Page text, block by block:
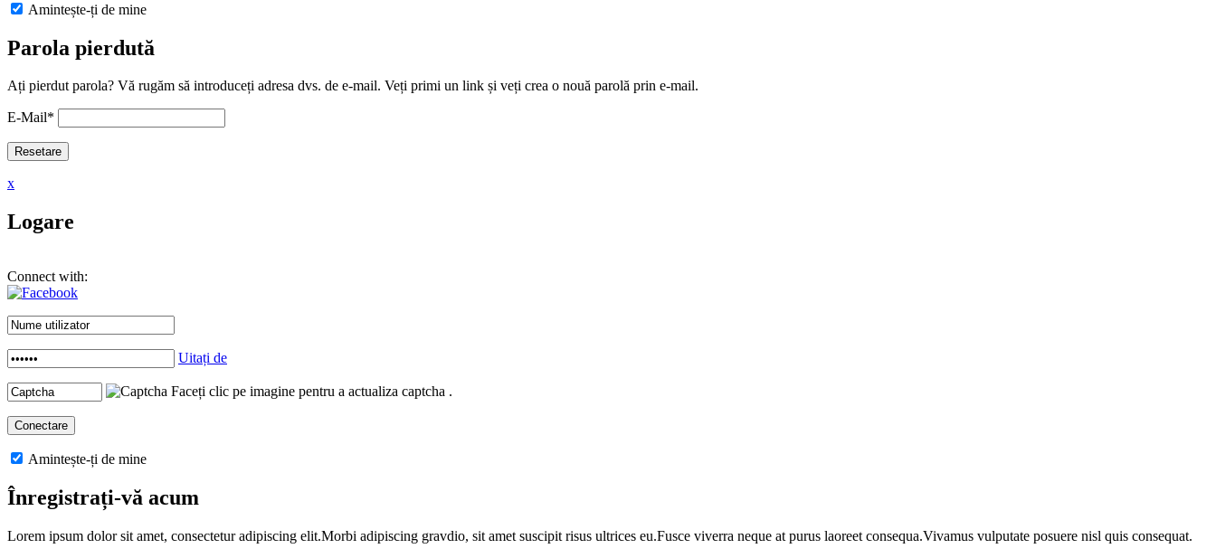
Amintește-ți de mine
Parola pierdută
Ați pierdut parola? Vă rugăm să introduceți adresa dvs. de e-mail. Veți primi un link și veți crea o nouă parolă prin e-mail.
E-Mail*
x
Logare
Connect with:
Uitați de
Faceți clic pe imagine pentru a actualiza captcha .
Amintește-ți de mine
Înregistrați-vă acum
Lorem ipsum dolor sit amet, consectetur adipiscing elit.Morbi adipiscing gravdio, sit amet suscipit risus ultrices eu.Fusce viverra neque at purus laoreet consequa.Vivamus vulputate posuere nisl quis consequat.